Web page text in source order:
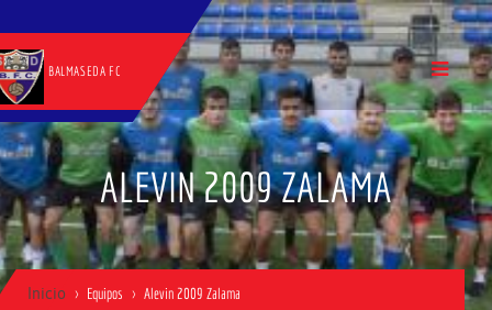
BALMASEDA FC
ALEVIN 2009 ZALAMA
Inicio Equipos Alevin 2009 Zalama